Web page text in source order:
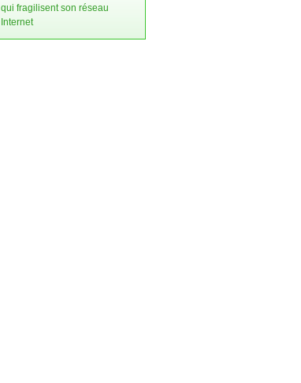
qui fragilisent son réseau
Internet